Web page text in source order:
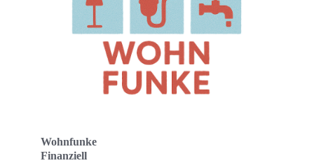
Wohnfunke
Finanziell